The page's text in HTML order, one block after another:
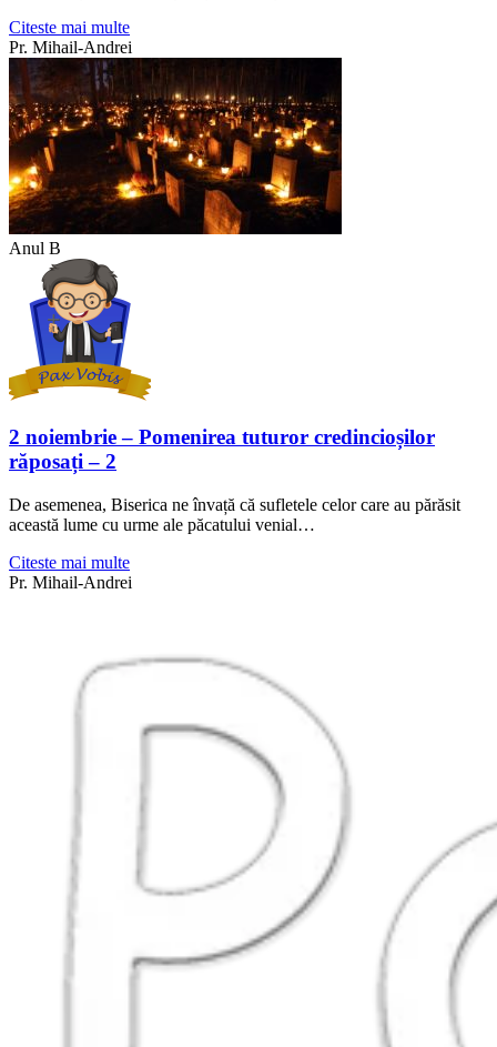
Citeste mai multe
Pr. Mihail-Andrei
Anul B
2 noiembrie – Pomenirea tuturor credincioșilor
răposați – 2
De asemenea, Biserica ne învață că sufletele celor care au părăsit
această lume cu urme ale păcatului venial…
Citeste mai multe
Pr. Mihail-Andrei